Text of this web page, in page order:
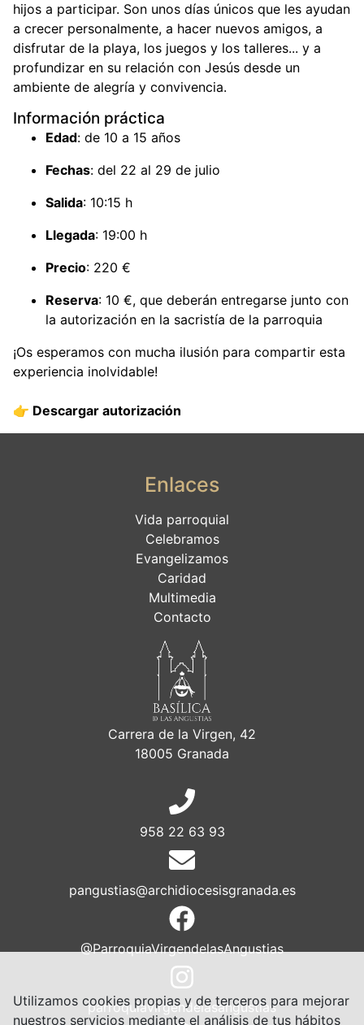
hijos a participar. Son unos días únicos que les ayudan
a crecer personalmente, a hacer nuevos amigos, a
disfrutar de la playa, los juegos y los talleres... y a
profundizar en su relación con Jesús desde un
ambiente de alegría y convivencia.
Información práctica
Edad: de 10 a 15 años
Fechas: del 22 al 29 de julio
Salida: 10:15 h
Llegada: 19:00 h
Precio: 220 €
Reserva: 10 €, que deberán entregarse junto con
la autorización en la sacristía de la parroquia
¡Os esperamos con mucha ilusión para compartir esta
experiencia inolvidable!
👉 Descargar autorización
Enlaces
Vida parroquial
Celebramos
Evangelizamos
Caridad
Multimedia
Contacto
Carrera de la Virgen, 42
18005 Granada
958 22 63 93
pangustias@archidiocesisgranada.es
@ParroquiaVirgendelasAngustias
parroquiavirgendelasangustias
Utilizamos cookies propias y de terceros para mejorar
nuestros servicios mediante el análisis de tus hábitos